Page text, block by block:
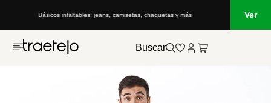
Básicos infaltables: jeans, camisetas, chaquetas y más Ver
Buscar